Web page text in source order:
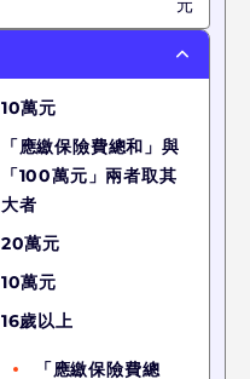
元
10萬元
「應繳保險費總和」與
「100萬元 」兩者取其
大者
20萬元
10萬元
16歲以上
「應繳保險費總